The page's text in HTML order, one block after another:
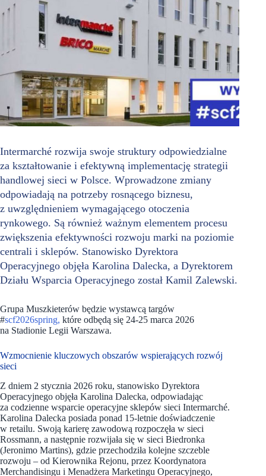
Intermarché rozwija swoje struktury odpowiedzialne
za kształtowanie i efektywną implementację strategii
handlowej sieci w Polsce. Wprowadzone zmiany
odpowiadają na potrzeby rosnącego biznesu,
z uwzględnieniem wymagającego otoczenia
rynkowego. Są również ważnym elementem procesu
zwiększenia efektywności rozwoju marki na poziomie
centrali i sklepów. Stanowisko Dyrektora
Operacyjnego objęła Karolina Dalecka, a Dyrektorem
Działu Wsparcia Operacyjnego został Kamil Zalewski.
Grupa Muszkieterów będzie wystawcą targów
#scf2026spring, które odbędą się 24-25 marca 2026
na Stadionie Legii Warszawa.
Wzmocnienie kluczowych obszarów wspierających rozwój
sieci
Z dniem 2 stycznia 2026 roku, stanowisko Dyrektora
Operacyjnego objęła Karolina Dalecka, odpowiadając
za codzienne wsparcie operacyjne sklepów sieci Intermarché.
Karolina Dalecka posiada ponad 15-letnie doświadczenie
w retailu. Swoją karierę zawodową rozpoczęła w sieci
Rossmann, a następnie rozwijała się w sieci Biedronka
(Jeronimo Martins), gdzie przechodziła kolejne szczeble
rozwoju – od Kierownika Rejonu, przez Koordynatora
Merchandisingu i Menadżera Marketingu Operacyjnego,